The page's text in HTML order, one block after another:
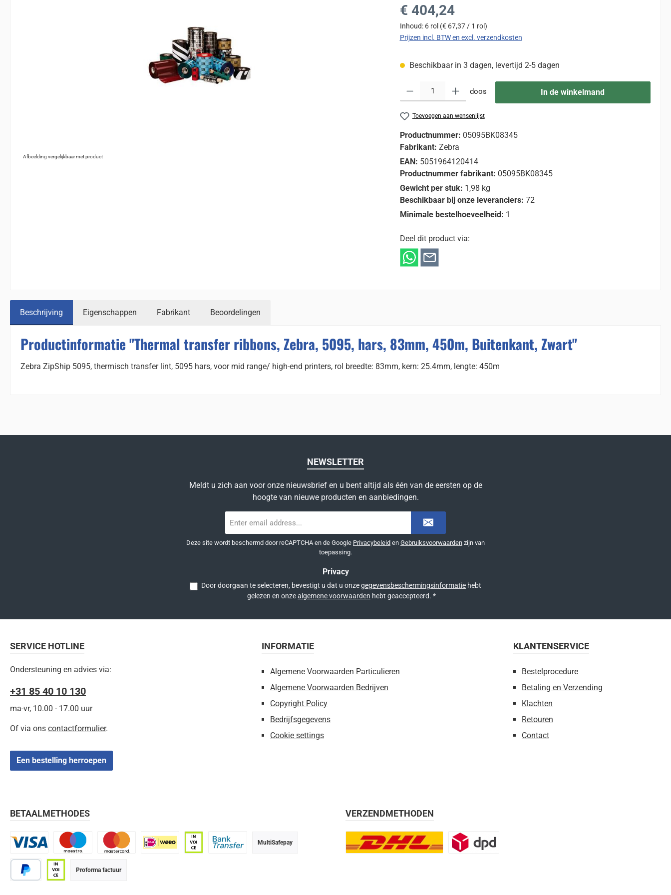
Afbeelding vergelijkbaar met product
Normale prijs:
€ 404,24
Inhoud: 6 rol (€ 67,37 / 1 rol)
Prijzen incl. BTW en excl. verzendkosten
Beschikbaar in 3 dagen, levertijd 2-5 dagen
Producthoeveelheid: Voer de gewenste hoeveelheid in of gebruik de knoppen om de
doos In de winkelmand
Toevoegen aan wensenlijst
Productnummer: 05095BK08345
Fabrikant: Zebra
EAN: 5051964120414
Productnummer fabrikant: 05095BK08345
Gewicht per stuk: 1,98 kg
Beschikbaar bij onze leveranciers: 72
Minimale bestelhoeveelheid: 1
Deel dit product via:
Beschrijving Eigenschappen Fabrikant Beoordelingen
Productinformatie "Thermal transfer ribbons, Zebra, 5095, hars, 83mm, 450m, Buitenkant, Zwart"
Zebra ZipShip 5095, thermisch transfer lint, 5095 hars, voor mid range/ high-end printers, rol breedte: 83mm, kern: 25.4mm, lengte: 450m
NEWSLETTER
Meldt u zich aan voor onze nieuwsbrief en u bent altijd als één van de eersten op de
hoogte van nieuwe producten en aanbiedingen.
mailadres
Deze site wordt beschermd door reCAPTCHA en de Google Privacybeleid en Gebruiksvoorwaarden zijn van
toepassing.
Privacy
Door doorgaan te selecteren, bevestigt u dat u onzegegevensbeschermingsinformatie hebt
gelezen en onzealgemene voorwaarden hebt geaccepteerd. *
SERVICE HOTLINE
Ondersteuning en advies via:
+31 85 40 10 130
ma-vr, 10.00 - 17.00 uur
Of via ons contactformulier.
Een bestelling herroepen
INFORMATIE
Algemene Voorwaarden Particulieren
Algemene Voorwaarden Bedrijven
Copyright Policy
Bedrijfsgegevens
Cookie settings
KLANTENSERVICE
Bestelprocedure
Betaling en Verzending
Klachten
Retouren
Contact
BETAALMETHODES
MultiSafepay
Proforma factuur
Visa Maestro
VERZENDMETHODEN